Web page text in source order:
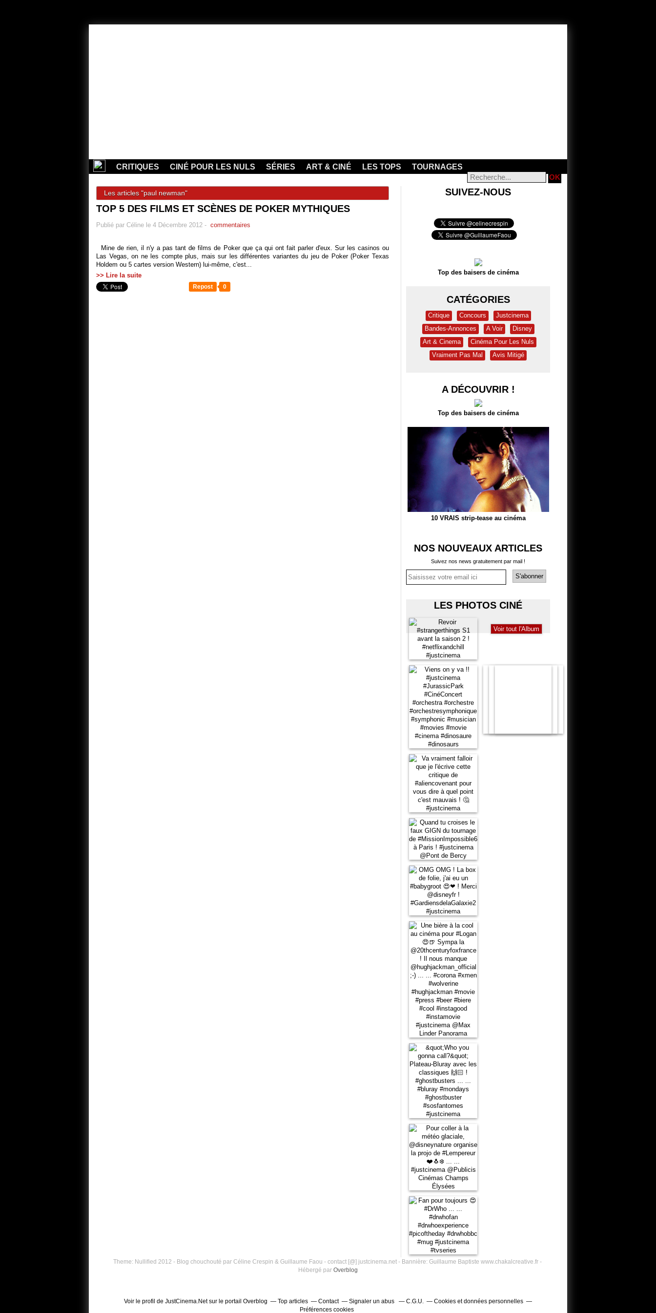
CRITIQUES CINÉ POUR LES NULS SÉRIES ART & CINÉ LES TOPS TOURNAGES
Les articles "paul newman"
TOP 5 DES FILMS ET SCÈNES DE POKER MYTHIQUES
Publié par Céline le 4 Décembre 2012 - commentaires
Mine de rien, il n'y a pas tant de films de Poker que ça qui ont fait parler d'eux. Sur les casinos ou
Las Vegas, on ne les compte plus, mais sur les différentes variantes du jeu de Poker (Poker Texas
Holdem ou 5 cartes version Western) lui-même, c'est...
>> Lire la suite
Repost 0
SUIVEZ-NOUS
Top des baisers de cinéma
CATÉGORIES
Critique Concours
Justcinema
Bandes-Annonces
A Voir
Disney
Art & Cinema
Cinéma Pour Les Nuls
Vraiment Pas Mal
Avis Mitigé
A DÉCOUVRIR !
Top des baisers de cinéma
10 VRAIS strip-tease au cinéma
NOS NOUVEAUX ARTICLES
Suivez nos news gratuitement par mail !
LES PHOTOS CINÉ
Voir tout l'Album
Theme: Nullified 2012 - Blog chouchouté par Céline Crespin & Guillaume Faou - contact [@] justcinema.net - Bannière: Guillaume Baptiste www.chakalcreative.fr -
Hébergé par Overblog
Voir le profil de JustCinema.Netsur le portail Overblog Top articles Contact Signaler un abus C.G.U.
Cookies et données personnelles
Préférences cookies